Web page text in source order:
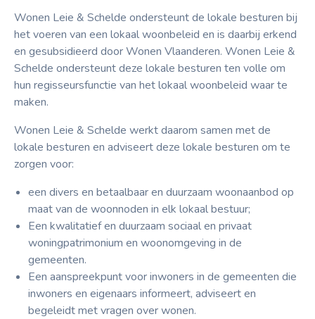
Wonen Leie & Schelde ondersteunt de lokale besturen bij
het voeren van een lokaal woonbeleid en is daarbij erkend
en gesubsidieerd door Wonen Vlaanderen. Wonen Leie &
Schelde ondersteunt deze lokale besturen ten volle om
hun regisseursfunctie van het lokaal woonbeleid waar te
maken.
Wonen Leie & Schelde werkt daarom samen met de
lokale besturen en adviseert deze lokale besturen om te
zorgen voor:
een divers en betaalbaar en duurzaam woonaanbod op
maat van de woonnoden in elk lokaal bestuur;
Een kwalitatief en duurzaam sociaal en privaat
woningpatrimonium en woonomgeving in de
gemeenten.
Een aanspreekpunt voor inwoners in de gemeenten die
inwoners en eigenaars informeert, adviseert en
begeleidt met vragen over wonen.